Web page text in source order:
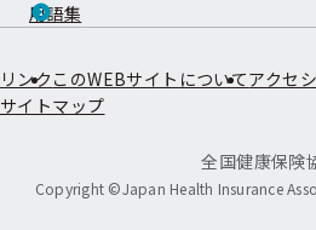
用語集
リンク このWEBサイトについてアクセ
サイトマップ
全国健康保険
Copyright ©Japan Health Insurance